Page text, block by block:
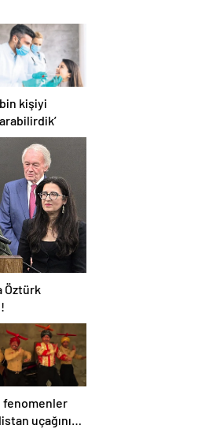
bin kişiyi
Öztürk
fenomenler
uçağının